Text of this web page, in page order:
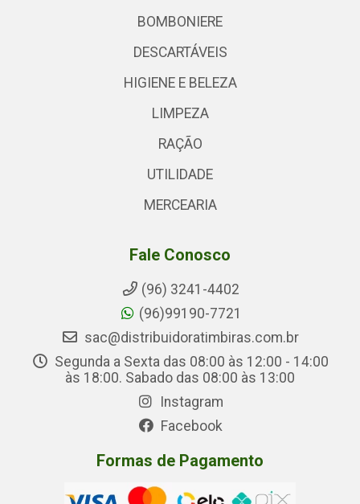
BOMBONIERE
DESCARTÁVEIS
HIGIENE E BELEZA
LIMPEZA
RAÇÃO
UTILIDADE
MERCEARIA
Fale Conosco
(96) 3241-4402
(96)99190-7721
sac@distribuidoratimbiras.com.br
Segunda a Sexta das 08:00 às 12:00 - 14:00
às 18:00. Sabado das 08:00 às 13:00
Instagram
Facebook
Formas de Pagamento